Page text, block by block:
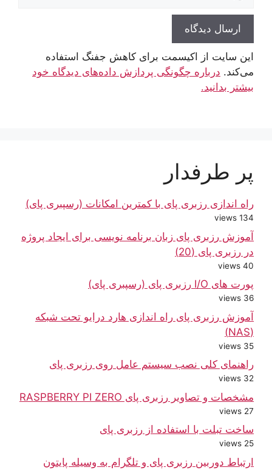
این سایت از اکیسمت برای کاهش جفنگ استفاده
می‌کند. درباره چگونگی پردازش داده‌های دیدگاه خود
بیشتر بدانید.
پر طرفدار
راه اندازی رزبری پای با کمترین امکانات (رسپبری پای)
134 views
آموزش رزبری پای زبان برنامه نویسی برای ایجاد پروژه
در رزبری پای (20)
40 views
پورت های I/O رزبری پای (رسپبری پای)
36 views
آموزش رزبری پای راه اندازی هارد درایو تحت شبکه
(NAS)
35 views
راهنمای کلی نصب سیستم عامل روی رزبری پای
32 views
مشخصات و تصاویر رزبری پای RASPBERRY PI ZERO
27 views
ساخت تبلت با استفاده از رزبری پای
25 views
ارتباط دوربین رزبری پای و تلگرام به وسیله پایتون